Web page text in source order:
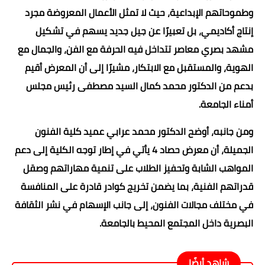
وطموحاتهم الإبداعية، حيث لا تمثل الأعمال المعروضة مجرد
إنتاج أكاديمي، بل تعبيرًا عن جيل جديد يسهم في تشكيل
مشهد بصري معاصر تتداخل فيه الحرفة مع الفن، والجمال مع
الهوية، والمستقبل مع الابتكار، مشيرًا إلى أن المعرض أقيم
بدعم من الدكتور محمد كمال السيد مصطفى رئيس مجلس
أمناء الجامعة.
ومن جانبه، أوضح الدكتور محمد عرابي عميد كلية الفنون
الجميلة، أن معرض حصاد 4 يأتي في إطار توجه الكلية إلى دعم
المواهب الشابة وتحفيز الطلاب على تنمية مهاراتهم وصقل
قدراتهم الفنية، بما يضمن تخريج كوادر قادرة على المنافسة
في مختلف مجالات الفنون، إلى جانب الإسهام في نشر الثقافة
البصرية داخل المجتمع المحيط بالجامعة.